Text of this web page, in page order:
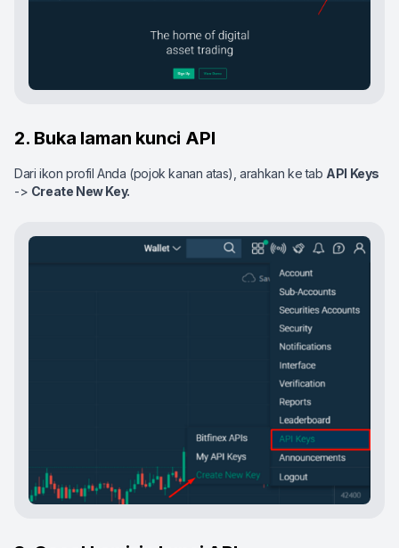
2. Buka laman kunci API
Dari ikon profil Anda (pojok kanan atas), arahkan ke tab API Keys
-> Create New Key.